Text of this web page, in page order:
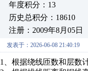
年度积分：13
历史总积分：18610
注册：2009年8月05日
发表于：2026-06-08 21:40:19
1、根据绕线匝数和层数